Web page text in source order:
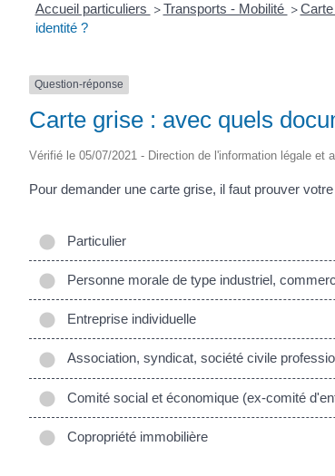
Accueil particuliers > Transports - Mobilité >
identité ?
Question-réponse
Carte grise : avec quels
Vérifié le 05/07/2021 - Direction de l'information légale et
Pour demander une carte grise, il faut prouver
Particulier
Personne morale de type industriel,
Entreprise individuelle
Association, syndicat, société civile
Comité social et économique (ex-comité
Copropriété immobilière